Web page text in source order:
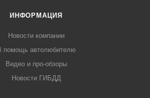
ИНФОРМАЦИЯ
Новости компании
помощь автолюбителю
Видео и про-обзоры
Новости ГИБДД